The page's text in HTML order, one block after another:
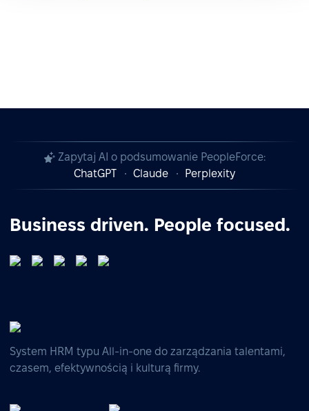
Zapytaj AI o podsumowanie PeopleForce:
ChatGPT
Claude Perplexity
Business driven. People focused.
System HRM typu All-in-one do zarządzania talentami,
czasem, efektywnością i kulturą firmy.